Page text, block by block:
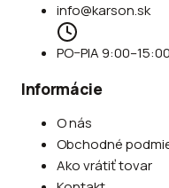
info@karson.sk
PO–PIA 9:00–15:00
Informácie
O nás
Obchodné
Ako vrátiť tovar